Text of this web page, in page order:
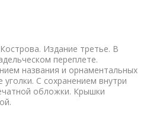
Издание третье. В
переплете.
названия и орнаментальных
С сохранением внутри
обложки. Крышки